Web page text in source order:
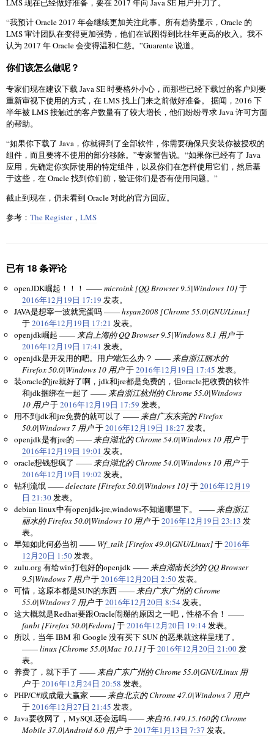
LMS 现在已经做好准备，要在 2017 年向 Java SE 用户开刀了。
“我预计 Oracle 2017 年会继续更加关注此事。所有趋势显示，Oracle 的
LMS 审计团队在变得更加强势，他们在试图得到比往年更高的收入。我不
认为 2017 年 Oracle 会变得温和仁慈。”Guarente 说道。
你们该怎么做呢？
专家们现在建议下载 Java SE 时要格外小心，而那些已经下载过的客户则要
重新审视下使用的方式，在 LMS 找上门来之前做好准备。 据闻，2016 下
半年被 LMS 接触过的客户数量有了较大增长，他们纷纷寻求 Java 许可方面
的帮助。
“如果你下载了 Java，你就得到了全部软件，你需要确保只安装你被授权的
组件，而且要将不使用的部分移除。”专家警告说。“如果你已经有了 Java
应用，先确定你实际使用的特定组件，以及你们在怎样使用它们，然后基
于这些，在 Oracle 找到你们前，验证你们是否有使用问题。”
截止到现在，仍未看到 Oracle 对此的官方回应。
参考： The Register， LMS
已有 18 条评论
openJDK崛起！！！ ——microink [QQ Browser 9.5|Windows 10]于
2016年12月19日 17:19 发表。
JAVA是想宰一波就完蛋吗 ——hsyan2008 [Chrome 55.0|GNU/Linux]
于2016年12月19日 17:21 发表。
openjdk崛起 —— 来自上海的 QQ Browser 9.5|Windows 8.1 用户于
2016年12月19日 17:41 发表。
openjdk是开发用的吧。用户端怎么办？ —— 来自浙江丽水的
Firefox 50.0|Windows 10 用户于2016年12月19日 17:45 发表。
装oracle的jre就好了啊，jdk和jre都是免费的，但oracle把收费的软件
和jdk捆绑在一起了 —— 来自浙江杭州的 Chrome 55.0|Windows
10 用户于2016年12月19日 17:59 发表。
用不到jdk和jre免费的就可以了 —— 来自广东东莞的 Firefox
50.0|Windows 7 用户于2016年12月19日 18:27 发表。
openjdk是有jre的 —— 来自湖北的 Chrome 54.0|Windows 10 用户于
2016年12月19日 19:01 发表。
oracle想钱想疯了 —— 来自湖北的 Chrome 54.0|Windows 10 用户于
2016年12月19日 19:02 发表。
钻利流氓 ——delectate [Firefox 50.0|Windows 10]于2016年12月19
日 21:30发表。
debian linux中有openjdk-jre,windows不知道哪里下。 —— 来自浙江
丽水的 Firefox 50.0|Windows 10 用户于2016年12月19日 23:13 发
表。
早知如此何必当初 —— Wf_talk [Firefox 49.0|GNU/Linux]于2016年
12月20日 1:50发表。
zulu.org 有给win打包好的openjdk —— 来自湖南长沙的 QQ Browser
9.5|Windows 7 用户于2016年12月20日 2:50发表。
可惜，这原本都是SUN的东西 —— 来自广东广州的 Chrome
55.0|Windows 7 用户于2016年12月20日 8:54 发表。
这大概就是Redhat要跟Oracle闹掰的原因之一吧，性格不合！ ——
fanbt [Firefox 50.0|Fedora]于2016年12月20日 19:14 发表。
所以，当年 IBM 和 Google 没有买下 SUN 的恶果就这样呈现了。
——linux [Chrome 55.0|Mac 10.11]于2016年12月20日 21:00发
表。
养费了，就下手了 —— 来自广东广州的 Chrome 55.0|GNU/Linux 用
户于2016年12月24日 20:58 发表。
PHP/C#或成最大赢家 —— 来自北京的 Chrome 47.0|Windows 7 用户
于2016年12月27日 21:45 发表。
Java要收网了，MySQL还会远吗 —— 来自36.149.15.160的 Chrome
Mobile 37.0|Android 6.0 用户于2017年1月13日 7:37 发表。